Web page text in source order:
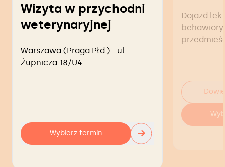
Wizyta w przychodni
weterynaryjnej
Warszawa (Praga Płd.) - ul.
Żupnicza 18/U4
Wybierz termin →
Dojazd